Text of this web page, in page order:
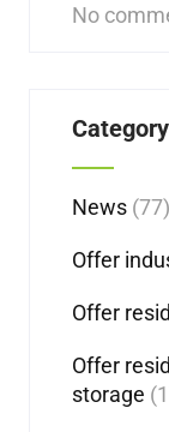
No
Category
News (77)
Offer
Offer
Offer
storage